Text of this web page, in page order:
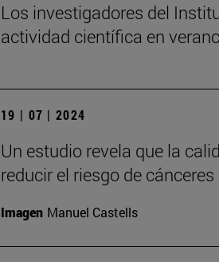
Los investigadores del
actividad científica en
19 | 07 | 2024
Un estudio revela que la
reducir el riesgo de
Imagen Manuel Castells